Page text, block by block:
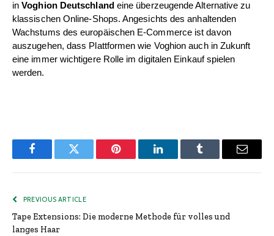
in Voghion Deutschland eine überzeugende Alternative zu
klassischen Online-Shops. Angesichts des anhaltenden
Wachstums des europäischen E-Commerce ist davon
auszugehen, dass Plattformen wie Voghion auch in Zukunft
eine immer wichtigere Rolle im digitalen Einkauf spielen
werden.
FacebookTwitter Pinterest LinkedInTumblr Email
PREVIOUS ARTICLE
Tape Extensions: Die moderne Methode für volles und
langes Haar